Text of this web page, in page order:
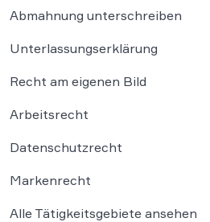
Abmahnung unterschreiben
Unterlassungserklärung
Recht am eigenen Bild
Arbeitsrecht
Datenschutzrecht
Markenrecht
Alle Tätigkeitsgebiete ansehen